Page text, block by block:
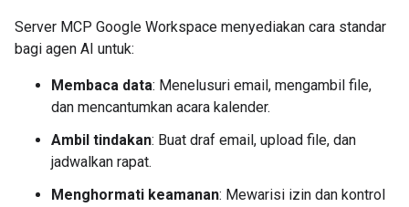
Server MCP Google Workspace menyediakan cara standar
bagi agen AI untuk:
Membaca data: Menelusuri email, mengambil file,
dan mencantumkan acara kalender.
Ambil tindakan: Buat draf email, upload file, dan
jadwalkan rapat.
Menghormati keamanan: Mewarisi izin dan kontrol